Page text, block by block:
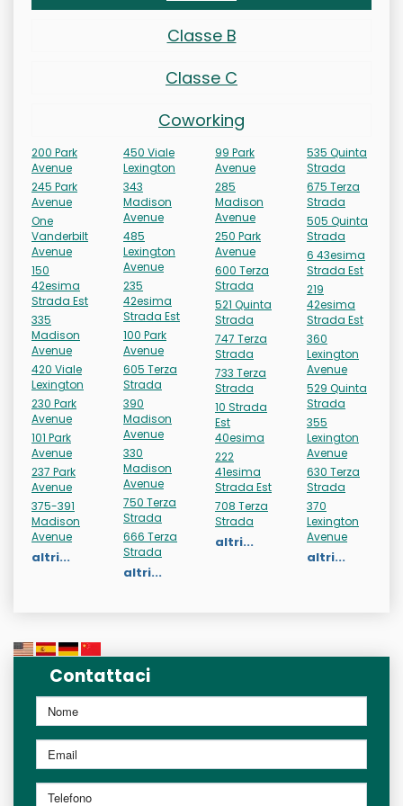
Classe B
Classe C
Coworking
200 Park
Avenue
245 Park
Avenue
One
Vanderbilt
Avenue
150
42esima
Strada Est
335
Madison
Avenue
420 Viale
Lexington
230 Park
Avenue
101 Park
Avenue
237 Park
Avenue
375-391
Madison
Avenue
altri...
450 Viale
Lexington
343
Madison
Avenue
485
Lexington
Avenue
235
42esima
Strada Est
100 Park
Avenue
605 Terza
Strada
390
Madison
Avenue
330
Madison
Avenue
750 Terza
Strada
666 Terza
Strada
altri...
99 Park
Avenue
285
Madison
Avenue
250 Park
Avenue
600 Terza
Strada
521 Quinta
Strada
747 Terza
Strada
733 Terza
Strada
10 Strada
Est
40esima
222
41esima
Strada Est
708 Terza
Strada
altri...
535 Quinta
Strada
675 Terza
Strada
505 Quinta
Strada
6 43esima
Strada Est
219
42esima
Strada Est
360
Lexington
Avenue
529 Quinta
Strada
355
Lexington
Avenue
630 Terza
Strada
370
Lexington
Avenue
altri...
Contattaci